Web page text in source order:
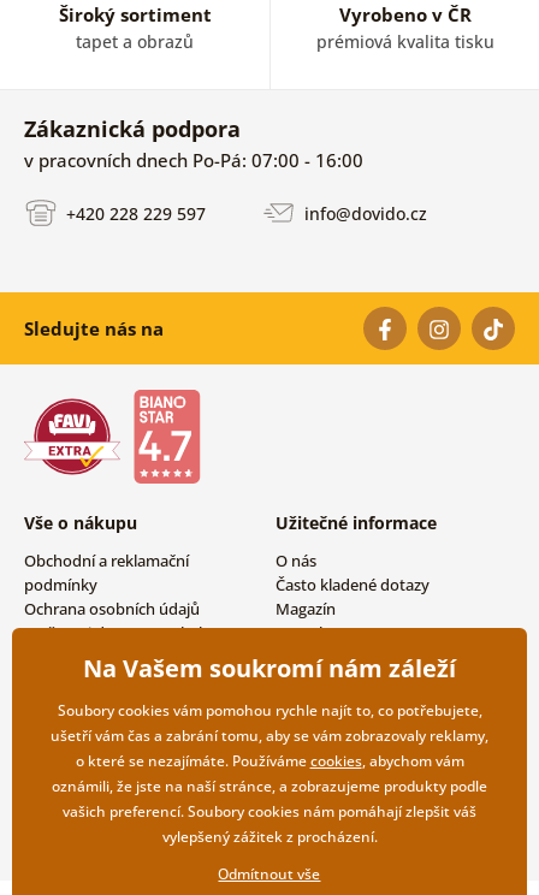
Široký sortiment
tapet a obrazů
Vyrobeno v ČR
prémiová kvalita tisku
Zákaznická podpora
v pracovních dnech Po-Pá: 07:00 - 16:00
+420 228 229 597 info@dovido.cz
Sledujte nás na
Vše o nákupu
Obchodní a reklamační
podmínky
Ochrana osobních údajů
Možnosti dopravy a platby
Vrácení zboží
Užitečné informace
O nás
Často kladené dotazy
Magazín
Kontakty
Velkoobchodní spolupráce
Na Vašem soukromí nám záleží
Soubory cookies vám pomohou rychle najít to, co potřebujete,
ušetří vám čas a zabrání tomu, aby se vám zobrazovaly reklamy,
o které se nezajímáte. Používámecookies, abychom vám
oznámili, že jste na naší stránce, a zobrazujeme produkty podle
vašich preferencí. Soubory cookies nám pomáhají zlepšit váš
vylepšený zážitek z procházení.
Odmítnout vše